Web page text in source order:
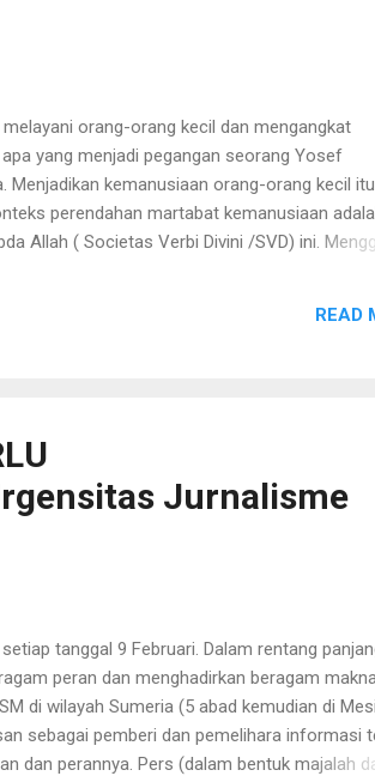
orang-orang kecil dan mengangkat
yang menjadi pegangan seorang Yosef
Menjadikan kemanusiaan orang-orang kecil itu
perendahan martabat kemanusiaan
Allah ( Societas Verbi Divini /SVD) ini.
sebuah kampung terpencil di pedalaman
READ
Jurnalisme
tanggal 9 Februari. Dalam rentang
peran dan menghadirkan beragam
di wilayah Sumeria (5 abad kemudian di
sebagai pemberi dan pemelihara informasi
dan perannya. Pers (dalam bentuk majalah